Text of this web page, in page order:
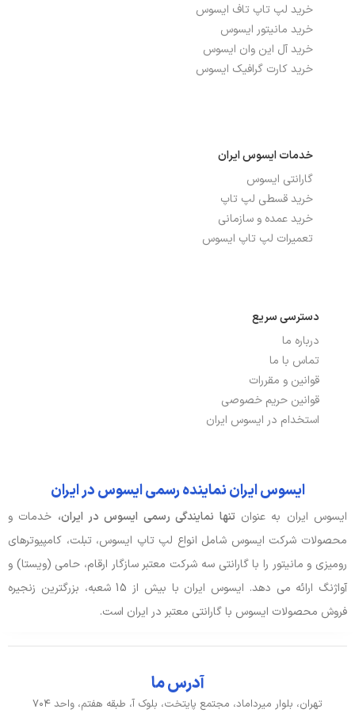
خرید لپ تاپ تاف ایسوس
خرید مانیتور ایسوس
خرید آل این وان ایسوس
خرید کارت گرافیک ایسوس
خدمات ایسوس ایران
گارانتی ایسوس
خرید قسطی لپ تاپ
خرید عمده و سازمانی
تعمیرات لپ تاپ ایسوس
دسترسی سریع
درباره ما
تماس با ما
قوانین و مقررات
قوانین حریم خصوصی
استخدام در ایسوس ایران
ایسوس ایران نماینده رسمی ایسوس در ایران
ایسوس ایران به عنوان تنها نمایندگی رسمی ایسوس در ایران، خدمات و
محصولات شرکت ایسوس شامل انواع لپ تاپ ایسوس، تبلت، کامپیوترهای
رومیزی و مانیتور را با گارانتی سه شرکت معتبر سازگار ارقام، حامی (ویستا) و
آواژنگ ارائه می دهد. ایسوس ایران با بیش از 15 شعبه، بزرگترین زنجیره
فروش محصولات ایسوس با گارانتی معتبر در ایران است.
آدرس ما
تهران، بلوار میرداماد، مجتمع پایتخت، بلوک آ، طبقه هفتم، واحد ۷۰۴